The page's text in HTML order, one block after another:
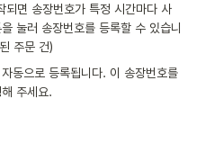
면 송장번호가 특정 시간마다 사
눌러 송장번호를 등록할 수 있습니
주문 건)
동으로 등록됩니다. 이 송장번호를
주세요.